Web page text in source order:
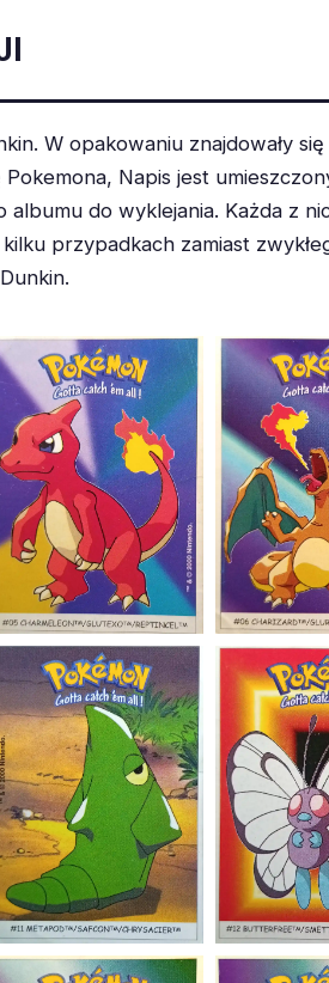
W opakowaniu znajdowały
Napis jest
do wyklejania. Każda z
przypadkach zamiast